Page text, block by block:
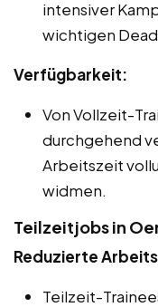
intensiver
wichtigen
Verfügbarkeit:
Von Vollzeit-
durchgehend
Arbeitszeit
widmen.
Teilzeitjobs in
Reduzierte
Teilzeit-